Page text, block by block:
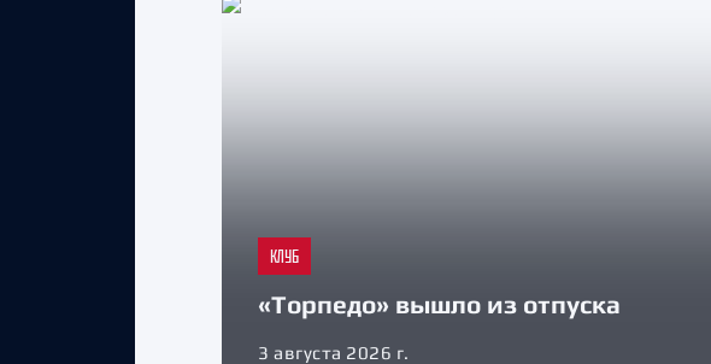
КЛУБ
«Торпедо» вышло из отпуска
3 августа 2026 г.